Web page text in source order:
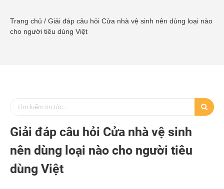
Trang chủ / Giải đáp câu hỏi Cửa nhà vệ sinh nên dùng loại nào
cho người tiêu dùng Việt
Giải đáp câu hỏi Cửa nhà vệ sinh
nên dùng loại nào cho người tiêu
dùng Việt